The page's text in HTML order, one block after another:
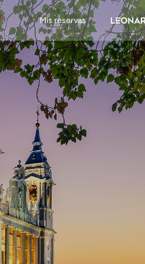
Mis reservas